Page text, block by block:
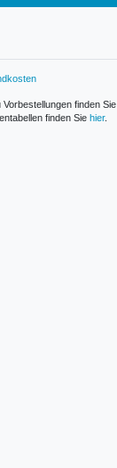
finden Sie
finden Sie hier.